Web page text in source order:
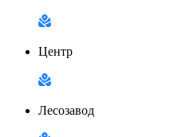
Центр
Лесозавод